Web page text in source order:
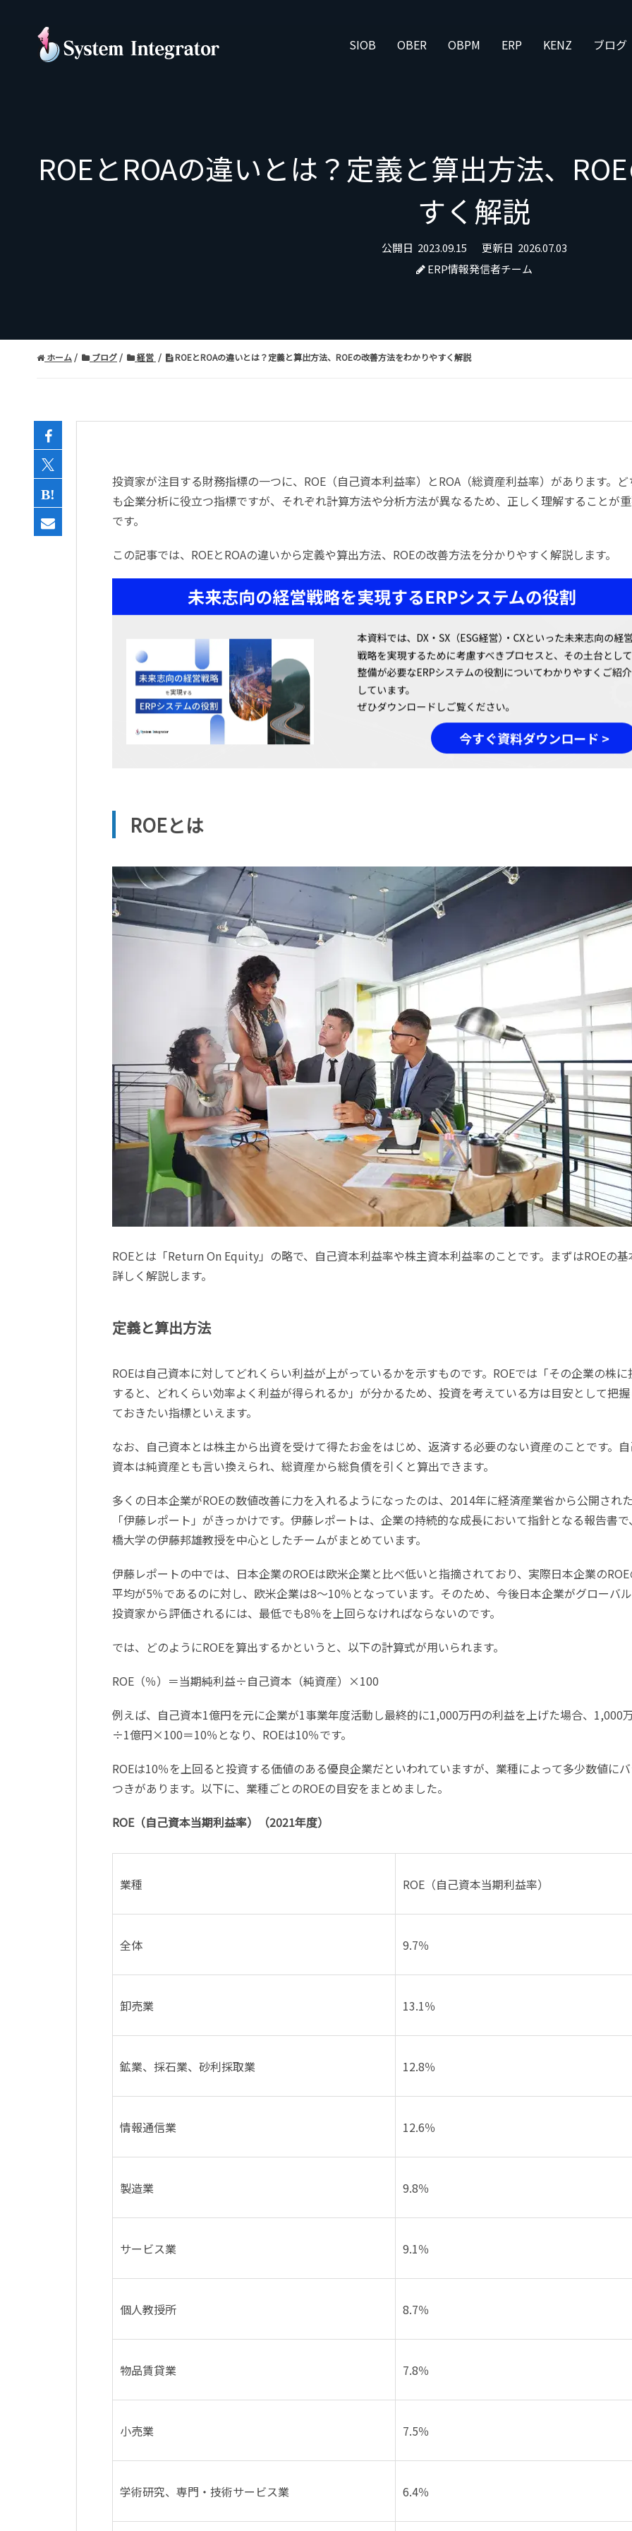
SIOB OBER OBPM ERP KENZ ブログ
ROEとROAの違いとは？定義と算出方法、
すく解説
公開日 2023.09.15 更新日 2026.07.03
ERP情報発信者チーム
ホーム ブログ 経営 ROEとROAの違いとは？定義と算出方法、ROEの改善方法をわかりやすく解説
投資家が注目する財務指標の一つに、ROE（自己資本利益率）とROA（総資産利益率）があります。ど
も企業分析に役立つ指標ですが、それぞれ計算方法や分析方法が異なるため、正しく理解することが
です。
この記事では、ROEとROAの違いから定義や算出方法、ROEの改善方法を分かりやすく解説します。
ROEとは
ROEとは「Return On Equity」の略で、自己資本利益率や株主資本利益率のことです。まずはROEの基
詳しく解説します。
定義と算出方法
ROEは自己資本に対してどれくらい利益が上がっているかを示すものです。ROEでは「その企業の株に
すると、どれくらい効率よく利益が得られるか」が分かるため、投資を考えている方は目安として把握
ておきたい指標といえます。
なお、自己資本とは株主から出資を受けて得たお金をはじめ、返済する必要のない資産のことです。
資本は純資産とも言い換えられ、総資産から総負債を引くと算出できます。
多くの日本企業がROEの数値改善に力を入れるようになったのは、2014年に経済産業省から公開された
「伊藤レポート」がきっかけです。伊藤レポートは、企業の持続的な成長において指針となる報告書
橋大学の伊藤邦雄教授を中心としたチームがまとめています。
伊藤レポートの中では、日本企業のROEは欧米企業と比べ低いと指摘されており、実際日本企業のROE
平均が5％であるのに対し、欧米企業は8〜10％となっています。そのため、今後日本企業がグローバ
投資家から評価されるには、最低でも8％を上回らなければならないのです。
では、どのようにROEを算出するかというと、以下の計算式が用いられます。
ROE（％）＝当期純利益÷自己資本（純資産）×100
例えば、自己資本1億円を元に企業が1事業年度活動し最終的に1,000万円の利益を上げた場合、1,000
÷1億円×100＝10％となり、ROEは10％です。
ROEは10％を上回ると投資する価値のある優良企業だといわれていますが、業種によって多少数値に
つきがあります。以下に、業種ごとのROEの目安をまとめました。
ROE（自己資本当期利益率）（2021年度）
業種 ROE（自己資本当期利益率）
全体 9.7％
卸売業 13.1％
鉱業、採石業、砂利採取業 12.8％
情報通信業 12.6％
製造業 9.8％
サービス業 9.1％
個人教授所 8.7％
物品賃貸業 7.8％
小売業 7.5％
学術研究、専門・技術サービス業 6.4％